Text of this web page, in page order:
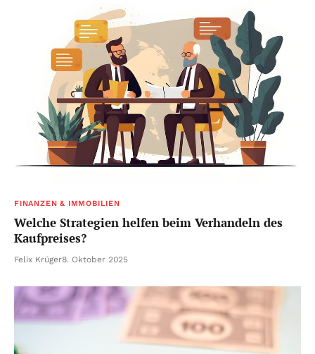
FINANZEN & IMMOBILIEN
Welche Strategien helfen beim Verhandeln des
Kaufpreises?
Felix Krüger8. Oktober 2025